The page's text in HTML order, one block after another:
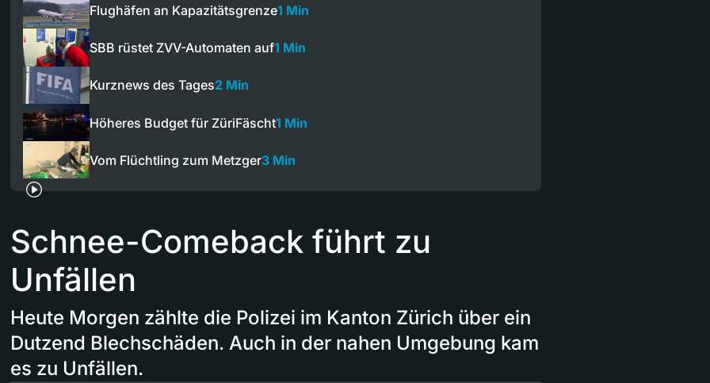
Flughäfen an Kapazitätsgrenze1 Min
SBB rüstet ZVV-Automaten auf1 Min
Kurznews des Tages2 Min
Höheres Budget für ZüriFäscht1 Min
Vom Flüchtling zum Metzger3 Min
Schnee-Comeback führt zu
Unfällen
Heute Morgen zählte die Polizei im Kanton Zürich über ein
Dutzend Blechschäden. Auch in der nahen Umgebung kam
es zu Unfällen.